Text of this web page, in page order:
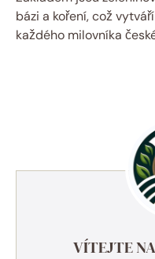
bázi a koření, což
každého milovníka
VÍTEJTE